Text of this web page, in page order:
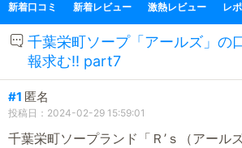
新着口コミ 新着レビュー 激熱レビュー レ
千葉栄町ソープ「アールズ」の
報求む!! part7
#1 匿名
投稿日：2024-02-29 15:59:01
千葉栄町ソープランド「Ｒ’ｓ（アール